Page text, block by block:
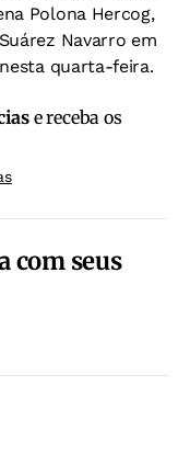
Polona Hercog,
Navarro em
quarta-feira.
e receba os
com seus